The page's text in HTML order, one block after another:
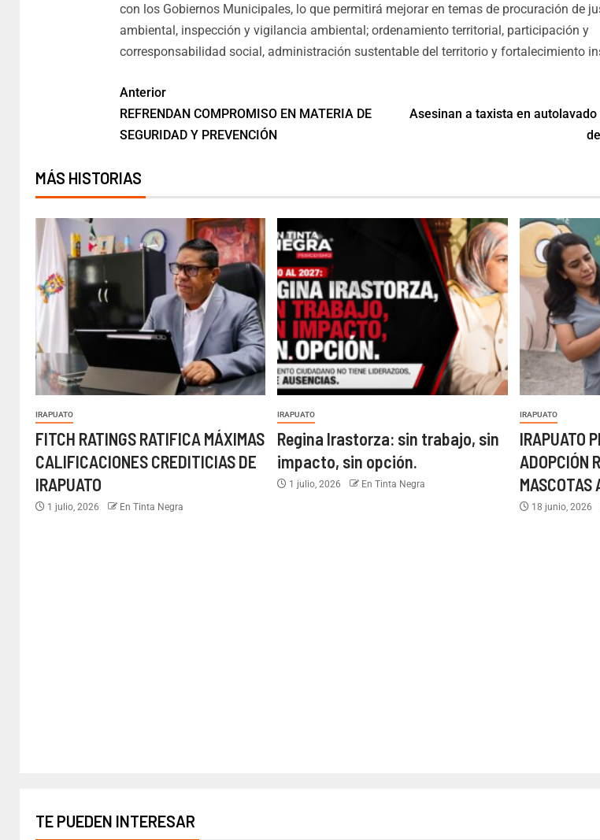
con los Gobiernos Municipales, lo que permitirá mejorar en temas de procuración de
ambiental, inspección y vigilancia ambiental; ordenamiento territorial, participación y
corresponsabilidad social, administración sustentable del territorio y fortalecimiento
Anterior
REFRENDAN COMPROMISO EN MATERIA DE
SEGURIDAD Y PREVENCIÓN
Asesinan a taxista en
MÁS HISTORIAS
IRAPUATO
FITCH RATINGS RATIFICA MÁXIMAS
CALIFICACIONES CREDITICIAS DE
IRAPUATO
1 julio, 2026 En Tinta Negra
IRAPUATO
Regina Irastorza: sin trabajo, sin
impacto, sin opción.
1 julio, 2026 En Tinta Negra
IRAPUATO
IRAPUATO
ADOPCIÓN
MASCOTAS
18 junio, 2026
TE PUEDEN INTERESAR